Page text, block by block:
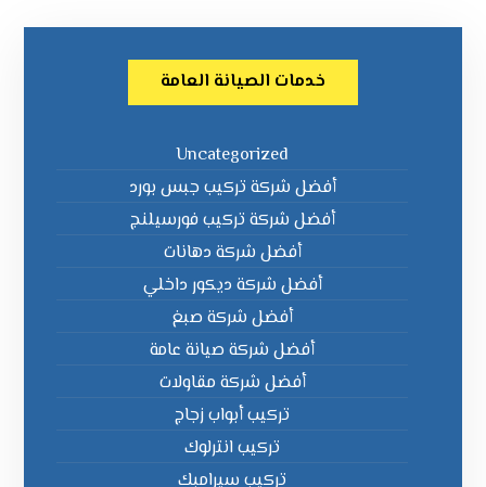
خدمات الصيانة العامة
Uncategorized
أفضل شركة تركيب جبس بورد
أفضل شركة تركيب فورسيلنج
أفضل شركة دهانات
أفضل شركة ديكور داخلي
أفضل شركة صبغ
أفضل شركة صيانة عامة
أفضل شركة مقاولات
تركيب أبواب زجاج
تركيب انترلوك
تركيب سيرامبك